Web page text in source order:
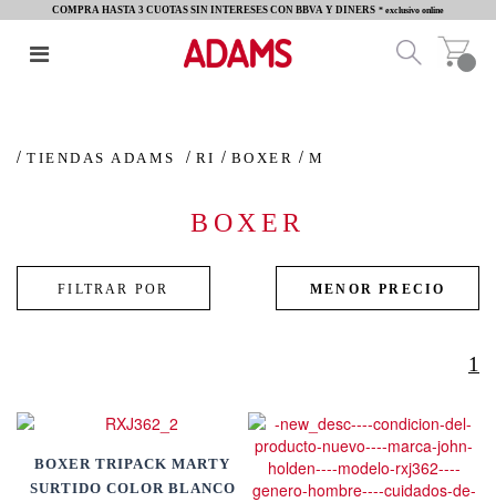
COMPRA HASTA 3 CUOTAS SIN INTERESES CON BBVA Y DINERS * exclusivo online
TIENDAS ADAMS RI BOXER M
BOXER
1
BOXER TRIPACK MARTY
SURTIDO COLOR BLANCO